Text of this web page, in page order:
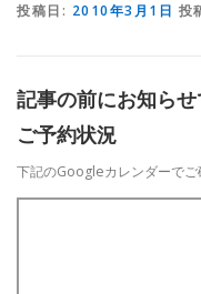
投稿日: 2010年3月1日 投
記事の前にお知らせ
ご予約状況
下記のGoogleカレンダーでご